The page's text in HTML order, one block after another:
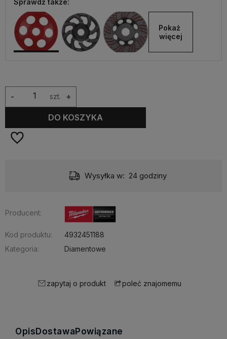
Sprawdź także:
Pokaż
więcej
szt. +
-
DO KOSZYKA
Wysyłka w: 24 godziny
Producent:
Kod produktu:
4932451188
Kategoria:
Diamentowe
zapytaj o produkt poleć znajomemu
OpisDostawaPowiązane